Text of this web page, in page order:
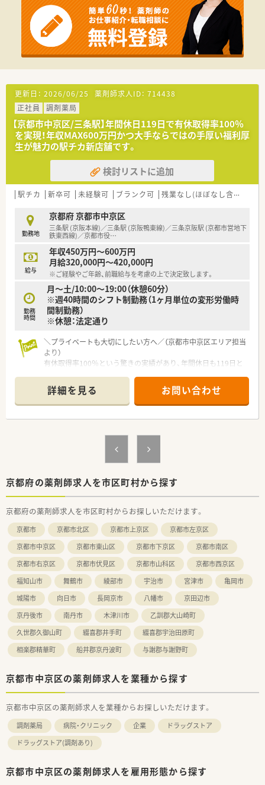
更新日： 2026/06/25 薬剤師求人ID： 714438
正社員
調剤薬局
【京都市中京区/三条駅】年間休日119日で有休取得率100％
を実現！年収MAX600万円かつ大手ならではの手厚い福利厚
生が魅力の駅チカ新店舗です。
検討リストに追加
駅チカ 新卒可 未経験可 ブランク可 残業なし(ほぼなし含む)
勤務地
京都府 京都市中京区
三条駅 (京阪本線)／三条駅 (京阪鴨東線)／三条京阪駅 (京都市営地下
鉄東西線)／京都市役…
給与
年収450万円～600万円
月給320,000円～420,000円
※ご経験やご年齢、前職給与を考慮の上で決定致します。
勤務
時間
月～土/10:00～19:00（休憩60分）
※週40時間のシフト制勤務（1ヶ月単位の変形労働時
間制勤務）
※休憩：法定通り
＼プライベートも大切にしたい方へ／（京都市中京区エリア担当
より）
有休取得率100％という驚きの実績があり、年間休日も119日と
的に働きたい方に最適な環境ですよ。
＊------------------------------------------＊
【店舗情報と応需状況について】
線が利用可能で毎日の通勤ストレスが極めて少ない好立地な店
す。
ています。
【募集背景と求める人物像について】
■今後の店舗展開やサービス向上のための欠員補充募集となっ
ており、即戦力として活躍いただける方を組織として必要として
います。
■将来的に1人薬剤師として店舗運営を任せられるような、責任
感を持って主体的に日々の業務に取り組める方を強く求めてお
ります。
■患者様一人ひとりと誠実に向き合い、明るく丁寧なコミュニケ
ーションを通じて地域の方々に信頼される薬剤師を目指せる方
を歓迎します。
【法人特徴について】
など複数の業態を展開し、強固な経営基盤を築き上げている企業
です。
■大手グループの一員となったことで、持ち株制度や社員割引な
どの福利厚生が非常に充実しており、安定した生活基盤を確保で
■経営状況が非常に安定しているため、腰を据えて長く働きたい
方にとって、将来の不安を感じることなく業務に専念できる組織
風土です。
【求人情報について】
■正社員は総合職としての採用となり、全国の店舗への異動の可
詳細を見る お問い合わせ
京都府の薬剤師求人を市区町村から探す
京都府の薬剤師求人を市区町村からお探しいただけます。
京都市 京都市北区 京都市上京区
京都市左京区
京都市中京区
京都市東山区 京都市下京区
京都市南区
京都市右京区
京都市伏見区 京都市山科区
京都市西京区
福知山市
舞鶴市 綾部市 宇治市 宮津市
亀岡市
城陽市
向日市 長岡京市 八幡市
京田辺市
京丹後市
南丹市 木津川市
乙訓郡大山崎町
久世郡久御山町
綴喜郡井手町
綴喜郡宇治田原町
相楽郡精華町
船井郡京丹波町 与謝郡与謝野町
京都市中京区の薬剤師求人を業種から探す
京都市中京区の薬剤師求人を業種からお探しいただけます。
調剤薬局 病院・クリニック 企業
ドラッグストア
ドラッグストア(調剤あり)
京都市中京区の薬剤師求人を雇用形態から探す